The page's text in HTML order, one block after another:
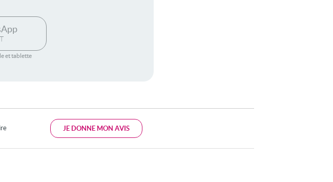
et tablette
JE DONNE MON AVIS